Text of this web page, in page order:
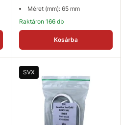
Méret (mm): 65 mm
Raktáron 166 db
Kosárba
SVX